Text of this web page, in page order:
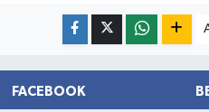
FACEBOOK